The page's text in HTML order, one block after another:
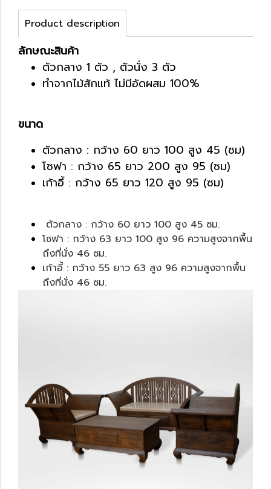
Product description
ลักษณะสินค้า
ตัวกลาง 1 ตัว , ตัวนั่ง 3 ตัว
ทำจากไม้สักแท้ ไม่มีอัดผสม 100%
ขนาด
ตัวกลาง : กว้าง 60 ยาว 100 สูง 45 (ซม)
โซฟา : กว้าง 65 ยาว 200 สูง 95 (ซม)
เก้าอี้ : กว้าง 65 ยาว 120 สูง 95 (ซม)
ตัวกลาง : กว้าง 60 ยาว 100 สูง 45 ซม.
โซฟา : กว้าง 63 ยาว 100 สูง 96 ความสูงจากพื้น
ถึงที่นั่ง 46 ซม.
เก้าอี้ : กว้าง 55 ยาว 63 สูง 96 ความสูงจากพื้น
ถึงที่นั่ง 46 ซม.